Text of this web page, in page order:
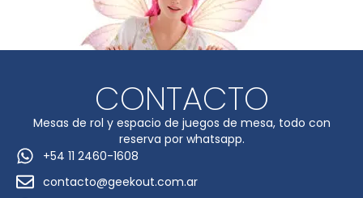
CONTACTO
Mesas de rol y espacio de juegos de mesa, todo con
reserva por whatsapp.
+54 11 2460-1608
contacto@geekout.com.ar